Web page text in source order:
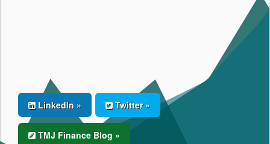
LinkedIn » Twitter »
TMJ Finance Blog »